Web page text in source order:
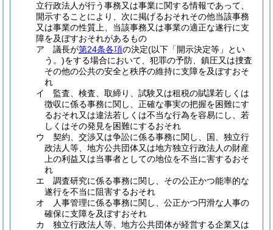
立行政法人が行う事務又は事業に関する情報であって、
開示することにより、次に掲げるおそれその他当該事務
又は事業の性質上、当該事務又は事業の適正な遂行に支
障を及ぼすおそれがあるもの
ア
議長が第24条各項の決定(以下「開示決定等」とい
う。)をする場合において、犯罪の予防、鎮圧又は捜査
その他の公共の安全と秩序の維持に支障を及ぼすおそ
れ
イ
監査、検査、取締り、試験又は租税の賦課若しくは
徴収に係る事務に関し、正確な事実の把握を困難にす
るおそれ又は違法若しくは不当な行為を容易にし、若
しくはその発見を困難にするおそれ
ウ
契約、交渉又は争訟に係る事務に関し、国、独立行
政法人等、地方公共団体又は地方独立行政法人の財産
上の利益又は当事者としての地位を不当に害するおそ
れ
エ
調査研究に係る事務に関し、その公正かつ能率的な
遂行を不当に阻害するおそれ
オ
人事管理に係る事務に関し、公正かつ円滑な人事の
確保に支障を及ぼすおそれ
カ
独立行政法人等、地方公共団体が経営する企業又は